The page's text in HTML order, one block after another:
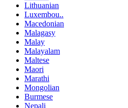
Lithuanian
Luxembou..
Macedonian
Malagasy
Malay
Malayalam
Maltese
Maori
Marathi
Mongolian
Burmese
Nepali